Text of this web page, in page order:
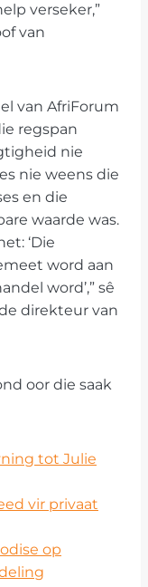
verseker,”
van
van AfriForum
regspan
nie
nie weens die
en die
waarde was.
‘Die
word aan
word’,” sê
direkteur van
oor die saak
tot Julie
vir privaat
op